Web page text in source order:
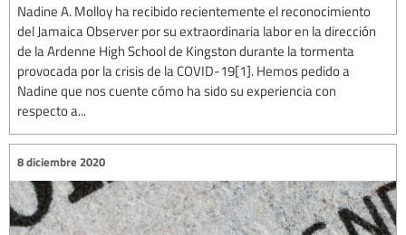
Nadine A. Molloy ha recibido recientemente el reconocimiento
del Jamaica Observer por su extraordinaria labor en la dirección
de la Ardenne High School de Kingston durante la tormenta
provocada por la crisis de la COVID-19[1]. Hemos pedido a
Nadine que nos cuente cómo ha sido su experiencia con
respecto a...
8 diciembre 2020